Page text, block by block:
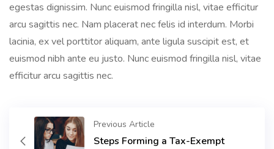
egestas dignissim. Nunc euismod fringilla nisl, vitae efficitur
arcu sagittis nec. Nam placerat nec felis id interdum. Morbi
lacinia, ex vel porttitor aliquam, ante ligula suscipit est, et
euismod nibh ante eu justo. Nunc euismod fringilla nisl, vitae
efficitur arcu sagittis nec.
Previous Article
Steps Forming a Tax-Exempt